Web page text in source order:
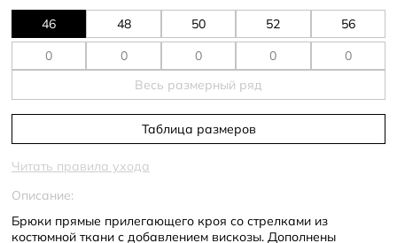
46 48 50 52 56
Весь размерный ряд
Таблица размеров
Читать правила ухода
Описание:
Брюки прямые прилегающего кроя со стрелками из
костюмной ткани с добавлением вискозы. Дополнены